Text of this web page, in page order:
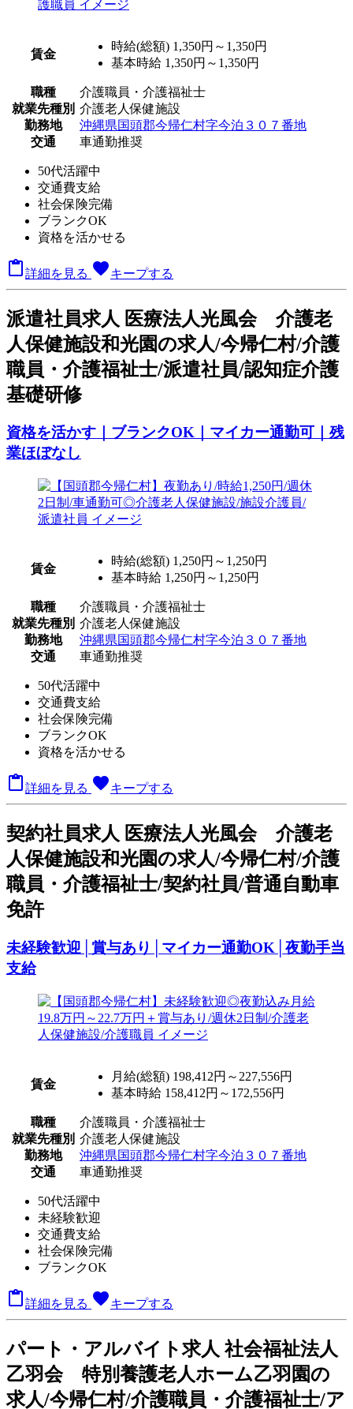
賃金
時給(総額) 1,350円～1,350円
基本時給 1,350円～1,350円
職種
介護職員・介護福祉士
就業先種別 介護老人保健施設
勤務地
沖縄県国頭郡今帰仁村字今泊３０７番地
交通
車通勤推奨
50代活躍中
交通費支給
社会保険完備
ブランクOK
資格を活かせる
詳細を見る favoriteキープする
派遣社員求人 医療法人光風会 介護老
人保健施設和光園の求人/今帰仁村/介護
職員・介護福祉士/派遣社員/認知症介護
基礎研修
資格を活かす｜ブランクOK｜マイカー通勤可｜残
業ほぼなし
賃金
時給(総額) 1,250円～1,250円
基本時給 1,250円～1,250円
職種
介護職員・介護福祉士
就業先種別 介護老人保健施設
勤務地
沖縄県国頭郡今帰仁村字今泊３０７番地
交通
車通勤推奨
50代活躍中
交通費支給
社会保険完備
ブランクOK
資格を活かせる
詳細を見る favoriteキープする
契約社員求人 医療法人光風会 介護老
人保健施設和光園の求人/今帰仁村/介護
職員・介護福祉士/契約社員/普通自動車
免許
未経験歓迎│賞与あり│マイカー通勤OK│夜勤手当
支給
賃金
月給(総額) 198,412円～227,556円
基本時給 158,412円～172,556円
職種
介護職員・介護福祉士
就業先種別 介護老人保健施設
勤務地
沖縄県国頭郡今帰仁村字今泊３０７番地
交通
車通勤推奨
50代活躍中
未経験歓迎
交通費支給
社会保険完備
ブランクOK
詳細を見る favoriteキープする
パート ・アルバイト求人 社会福祉法人
乙羽会 特別養護老人ホーム乙羽園の
求人/今帰仁村/介護職員・介護福祉士/ア